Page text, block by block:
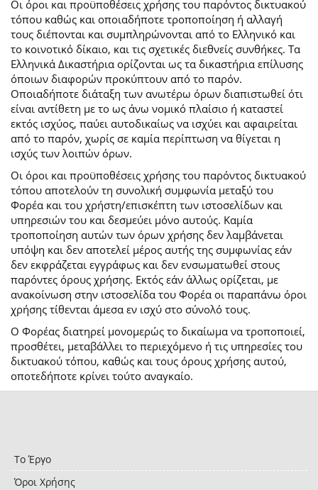
Οι όροι και προϋποθέσεις χρήσης του παρόντος δικτυακού
τόπου καθώς και οποιαδήποτε τροποποίηση ή αλλαγή
τους διέπονται και συμπληρώνονται από το Ελληνικό και
το κοινοτικό δίκαιο, και τις σχετικές διεθνείς συνθήκες. Τα
Ελληνικά Δικαστήρια ορίζονται ως τα δικαστήρια επίλυσης
όποιων διαφορών προκύπτουν από το παρόν.
Οποιαδήποτε διάταξη των ανωτέρω όρων διαπιστωθεί ότι
είναι αντίθετη με το ως άνω νομικό πλαίσιο ή καταστεί
εκτός ισχύος, παύει αυτοδικαίως να ισχύει και αφαιρείται
από το παρόν, χωρίς σε καμία περίπτωση να θίγεται η
ισχύς των λοιπών όρων.
Οι όροι και προϋποθέσεις χρήσης του παρόντος δικτυακού
τόπου αποτελούν τη συνολική συμφωνία μεταξύ του
Φορέα και του χρήστη/επισκέπτη των ιστοσελίδων και
υπηρεσιών του και δεσμεύει μόνο αυτούς. Καμία
τροποποίηση αυτών των όρων χρήσης δεν λαμβάνεται
υπόψη και δεν αποτελεί μέρος αυτής της συμφωνίας εάν
δεν εκφράζεται εγγράφως και δεν ενσωματωθεί στους
παρόντες όρους χρήσης. Εκτός εάν άλλως ορίζεται, με
ανακοίνωση στην ιστοσελίδα του Φορέα οι παραπάνω όροι
χρήσης τίθενται άμεσα εν ισχύ στο σύνολό τους.
Ο Φορέας διατηρεί μονομερώς το δικαίωμα να τροποποιεί,
προσθέτει, μεταβάλλει το περιεχόμενο ή τις υπηρεσίες του
δικτυακού τόπου, καθώς και τους όρους χρήσης αυτού,
οποτεδήποτε κρίνει τούτο αναγκαίο.
Το Έργο
Όροι Χρήσης